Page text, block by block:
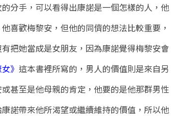
分手，可以看得出康諾是一個怎樣的人，他
喜歡梅黎安，但他的同儕的想法比較重要，
把她當成是女朋友，因為康諾覺得梅黎安會
》 這本書裡所寫的，男人的價值則是來自另
甚至是他母親的肯定，他要的是他那群男性
諾帶來他所渴望或繼續維持的價值，所以他